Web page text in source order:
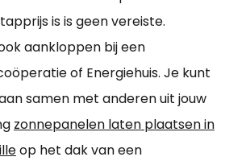
is is geen vereiste.
aankloppen bij een
of Energiehuis. Je kunt
samen met anderen uit jouw
zonnepanelen laten plaatsen in
op het dak van een